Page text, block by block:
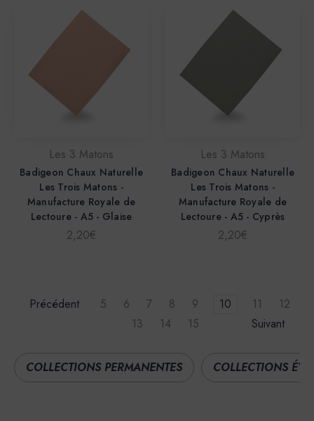
Les 3 Matons
Badigeon Chaux Naturelle
Les Trois Matons -
Manufacture Royale de
Lectoure - A5 - Glaise
2,20€
Les 3 Matons
Badigeon Chaux Naturelle
Les Trois Matons -
Manufacture Royale de
Lectoure - A5 - Cyprès
2,20€
Précédent 5 6 7 8 9 10 11
12
13
14 15 Suivant
COLLECTIONS PERMANENTES COLLECTIONS